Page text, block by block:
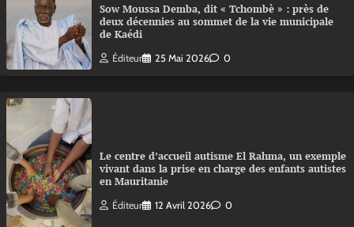
Sow Moussa Demba, dit « Tchombè » : près de
deux décennies au sommet de la vie municipale
de Kaédi
Éditeur 25 Mai 2026 0
Le centre d’accueil autisme El Rahma, un exemple
vivant dans la prise en charge des enfants autistes
en Mauritanie
Éditeur 12 Avril 2026 0